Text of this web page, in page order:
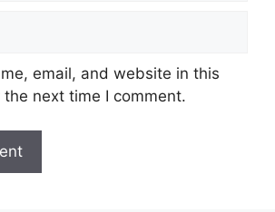
email, and website in this
next time I comment.